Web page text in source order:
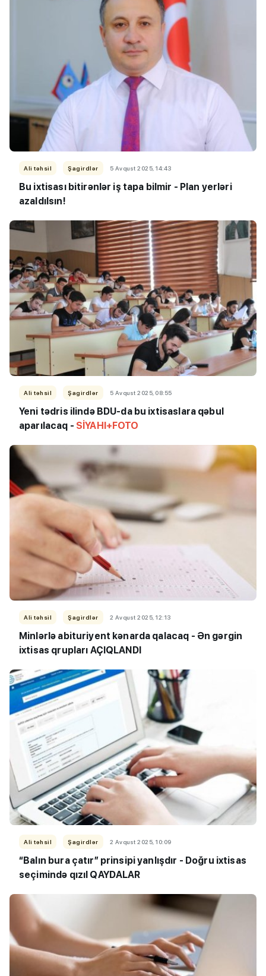
Ali təhsil Şagirdlər 5 Avqust 2025, 14:43
Bu ixtisası bitirənlər iş tapa bilmir - Plan yerləri
azaldılsın!
Ali təhsil Şagirdlər 5 Avqust 2025, 08:55
Yeni tədris ilində BDU-da bu ixtisaslara qəbul
aparılacaq - SİYAHI+FOTO
Ali təhsil Şagirdlər 2 Avqust 2025, 12:13
Minlərlə abituriyent kənarda qalacaq - Ən gərgin
ixtisas qrupları AÇIQLANDI
Ali təhsil Şagirdlər 2 Avqust 2025, 10:09
“Balın bura çatır” prinsipi yanlışdır - Doğru ixtisas
seçimində qızıl QAYDALAR